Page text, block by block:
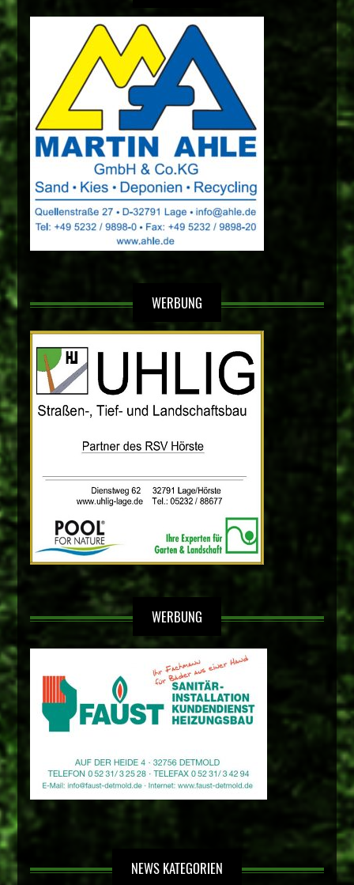
WERBUNG
WERBUNG
NEWS KATEGORIEN